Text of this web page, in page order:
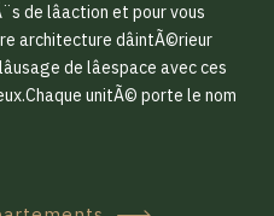
de lâaction et pour vous
architecture dâintÃ©rieur
de lâespace avec ces
unitÃ© porte le nom